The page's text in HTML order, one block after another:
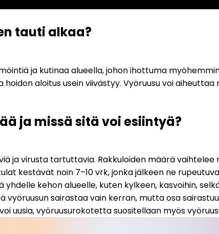
tauti alkaa?
ja kutinaa alueella, johon ihottuma
aloitus usein viivästyy. Vyöruusu voi
ja missä sitä voi esiintyä?
ja virusta tartuttavia. Rakkuloiden määrä vaihtelee
kestävät noin 7–10 vrk, jonka jälkeen ne
kehon alueelle, kuten kylkeen, kasvoihin,
vyöruusun sairastaa vain kerran, mutta osa
uusia, vyöruusurokotetta suositellaan myös